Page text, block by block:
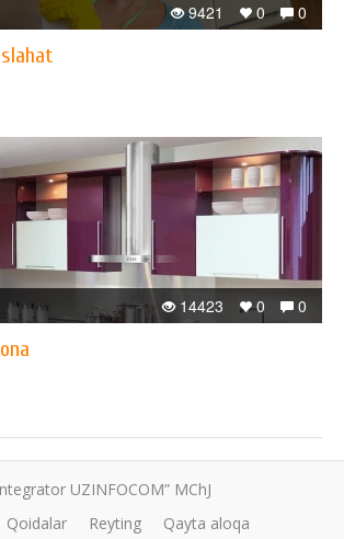
0
0
9421
0
0
14423
UZINFOCOM” MChJ
Qoidalar Reyting Qayta aloqa